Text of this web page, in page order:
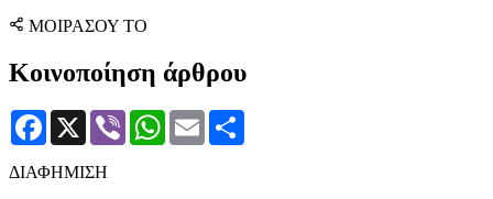
ΜΟΙΡΑΣΟΥ ΤΟ
Κοινοποίηση άρθρου
Facebook
X Viber WhatsApp
Email
ΔΙΑΦΗΜΙΣΗ